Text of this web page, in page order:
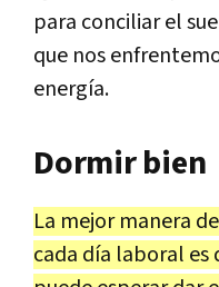
para conciliar el
que nos
energía.
Dormir bien
La mejor manera
cada día laboral es